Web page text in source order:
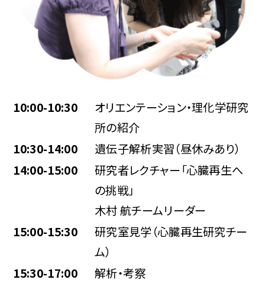
10:00-10:30
オリエンテーション・理化学研究
所の紹介
10:30-14:00
遺伝子解析実習（昼休みあり）
14:00-15:00
研究者レクチャー「心臓再生へ
の挑戦」
木村 航チームリーダー
15:00-15:30
研究室見学（心臓再生研究チー
ム）
15:30-17:00
解析・考察